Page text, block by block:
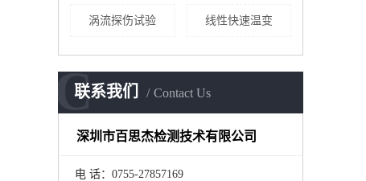
涡流探伤试验 线性快速温变
联系我们 Contact Us
C
深圳市百思杰检测技术有限公司
电 话：0755-27857169